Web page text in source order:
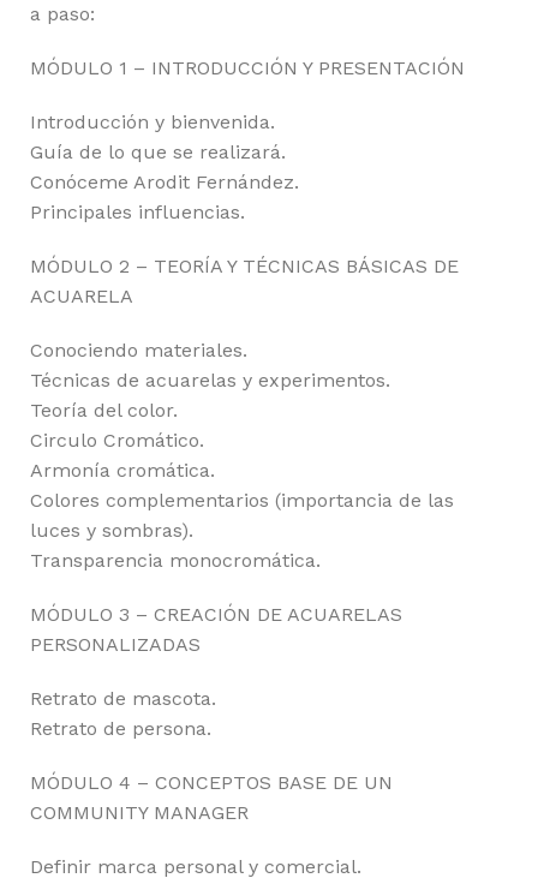
a paso:
MÓDULO 1 – INTRODUCCIÓN Y PRESENTACIÓN
Introducción y bienvenida.
Guía de lo que se realizará.
Conóceme Arodit Fernández.
Principales influencias.
MÓDULO 2 – TEORÍA Y TÉCNICAS BÁSICAS DE
ACUARELA
Conociendo materiales.
Técnicas de acuarelas y experimentos.
Teoría del color.
Circulo Cromático.
Armonía cromática.
Colores complementarios (importancia de las
luces y sombras).
Transparencia monocromática.
MÓDULO 3 – CREACIÓN DE ACUARELAS
PERSONALIZADAS
Retrato de mascota.
Retrato de persona.
MÓDULO 4 – CONCEPTOS BASE DE UN
COMMUNITY MANAGER
Definir marca personal y comercial.